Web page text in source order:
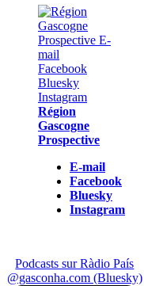
Région
Gascogne
Prospective
E-mail
Facebook
Bluesky
Instagram
Podcasts sur Ràdio País
@gasconha.com (Bluesky)